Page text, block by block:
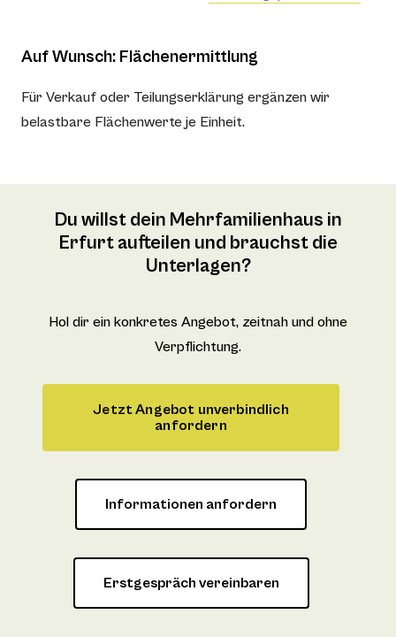
Auf Wunsch: Flächenermittlung
Für Verkauf oder Teilungserklärung ergänzen wir
belastbare Flächenwerte je Einheit.
Du willst dein Mehrfamilienhaus in
Erfurt aufteilen und brauchst die
Unterlagen?
Hol dir ein konkretes Angebot, zeitnah und ohne
Verpflichtung.
Jetzt Angebot unverbindlich
anfordern
Informationen anfordern
Erstgespräch vereinbaren